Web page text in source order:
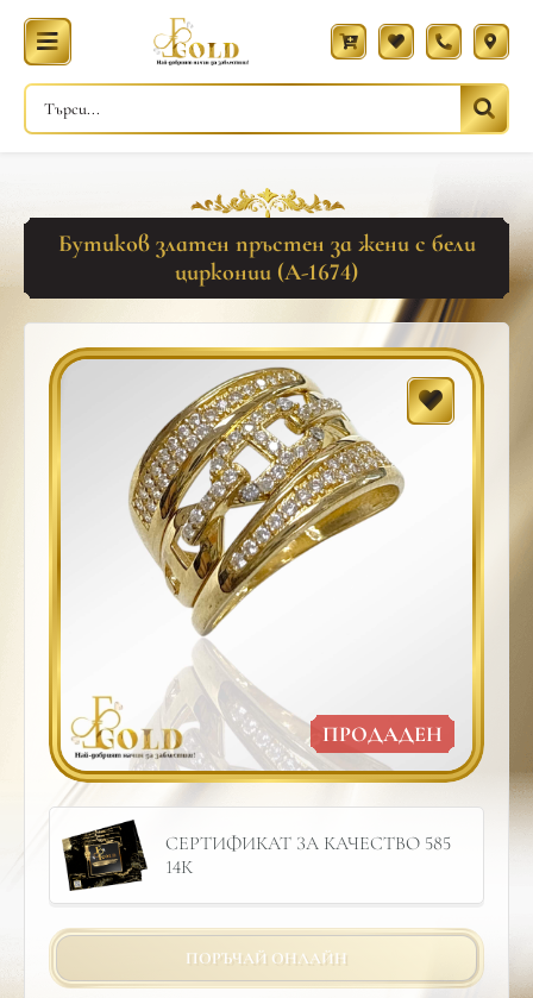
Бутиков златен пръстен за жени с бели
цирконии (A-1674)
ПРОДАДЕН
СЕРТИФИКАТ ЗА КАЧЕСТВО 585
14К
ПОРЪЧАЙ ОНЛАЙН